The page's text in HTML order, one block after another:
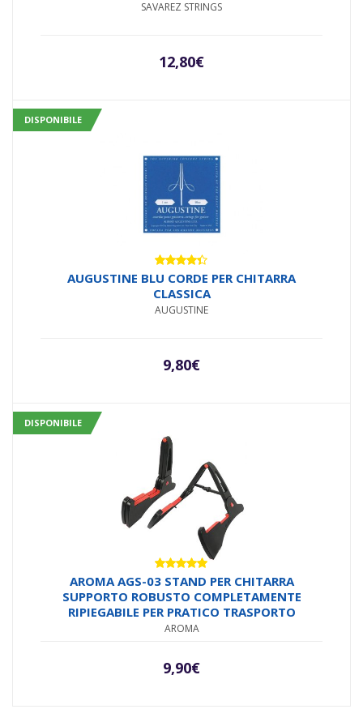
SAVAREZ STRINGS
12,80€
DISPONIBILE
Valutato
4.25su
5
AUGUSTINE BLU CORDE PER CHITARRA
CLASSICA
AUGUSTINE
9,80€
DISPONIBILE
Valutato
5.00su 5
AROMA AGS-03 STAND PER CHITARRA
SUPPORTO ROBUSTO COMPLETAMENTE
RIPIEGABILE PER PRATICO TRASPORTO
AROMA
9,90€